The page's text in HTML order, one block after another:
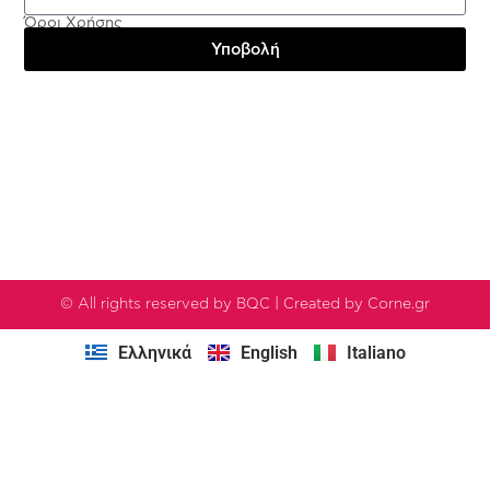
Όροι Χρήσης
Υποβολή
© All rights reserved by BQC | Created by Corne.gr
Ελληνικά English Italiano